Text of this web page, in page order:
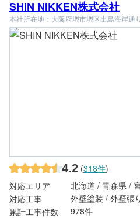
SHIN NIKKEN株式会社
本社所在地：大阪府堺市堺区出島海岸通
4.2 (318件)
対応エリア
北海道 / 青森県 /
対応工事
外壁塗装 / 外壁張
累計工事件数
978件